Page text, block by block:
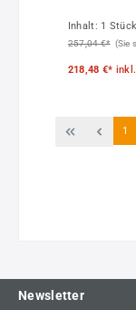
Inhalt: 1 Stück
257,04 €* (Sie
218,48 €*
1
Newsletter